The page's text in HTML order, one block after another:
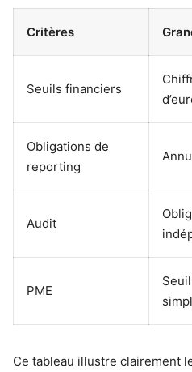
Critères
Seuils financiers
Obligations de
reporting
Audit
PME
Ce tableau illustre clairement